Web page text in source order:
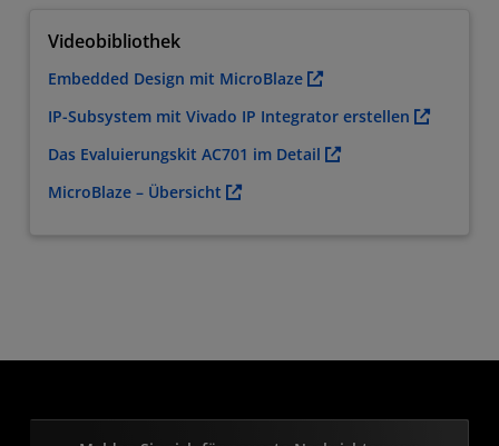
Videobibliothek
Embedded Design mit MicroBlaze
IP-Subsystem mit Vivado IP Integrator erstellen
Das Evaluierungskit AC701 im Detail
MicroBlaze – Übersicht